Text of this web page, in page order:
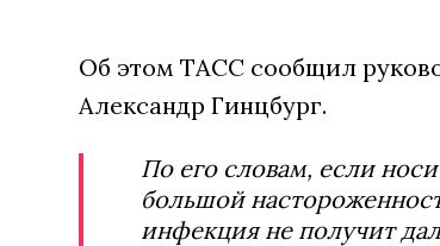
Об этом ТАСС сообщил
Александр Гинцбург.
По его словам, если
большой
инфекция не получит